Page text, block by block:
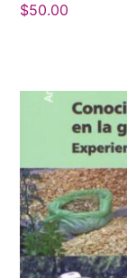
$50.00